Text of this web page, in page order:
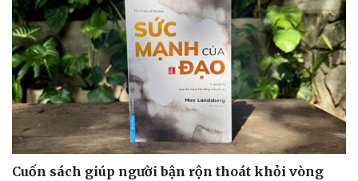
Cuốn sách giúp người bận rộn thoát khỏi vòng